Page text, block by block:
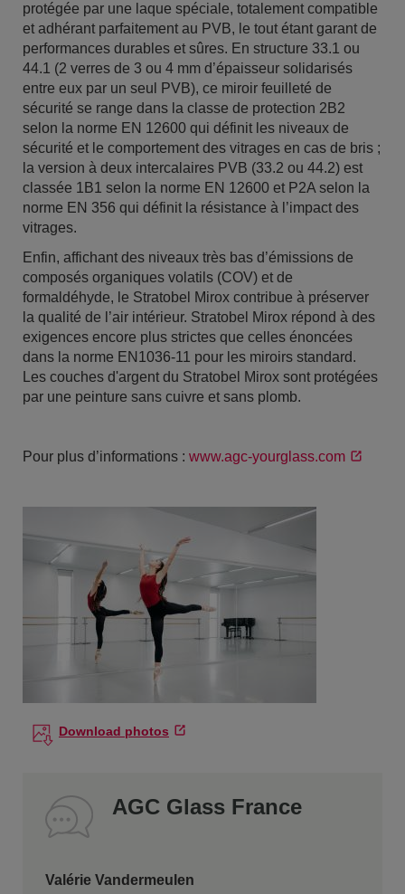
protégée par une laque spéciale, totalement compatible
et adhérant parfaitement au PVB, le tout étant garant de
performances durables et sûres. En structure 33.1 ou
44.1 (2 verres de 3 ou 4 mm d’épaisseur solidarisés
entre eux par un seul PVB), ce miroir feuilleté de
sécurité se range dans la classe de protection 2B2
selon la norme EN 12600 qui définit les niveaux de
sécurité et le comportement des vitrages en cas de bris ;
la version à deux intercalaires PVB (33.2 ou 44.2) est
classée 1B1 selon la norme EN 12600 et P2A selon la
norme EN 356 qui définit la résistance à l’impact des
vitrages.
Enfin, affichant des niveaux très bas d’émissions de
composés organiques volatils (COV) et de
formaldéhyde, le Stratobel Mirox contribue à préserver
la qualité de l’air intérieur. Stratobel Mirox répond à des
exigences encore plus strictes que celles énoncées
dans la norme EN1036-11 pour les miroirs standard.
Les couches d'argent du Stratobel Mirox sont protégées
par une peinture sans cuivre et sans plomb.
Pour plus d’informations : www.agc-yourglass.com
Download photos
AGC Glass France
Valérie Vandermeulen